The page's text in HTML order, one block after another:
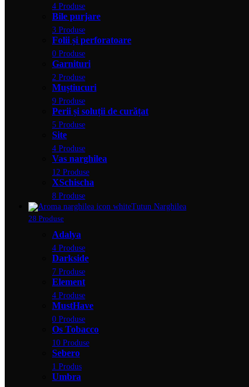
4 Produse
Bile purjare
3 Produse
Folii și perforatoare
0 Produse
Garnituri
2 Produse
Muștiucuri
9 Produse
Perii și soluții de curățat
5 Produse
Site
4 Produse
Vas narghilea
12 Produse
XSchischa
8 Produse
Tutun Narghilea
28 Produse
Adalya
4 Produse
Darkside
7 Produse
Element
4 Produse
MustHave
0 Produse
Os Tobacco
10 Produse
Sebero
1 Produs
Umbra